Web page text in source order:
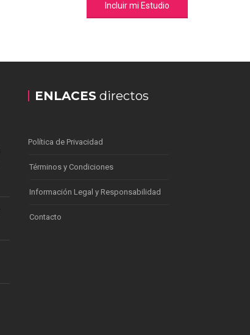
Incluir mi Estudio
ENLACES directos
Política de Privacidad
Términos y Condiciones
Información Legal y Responsabilidad
Contacto